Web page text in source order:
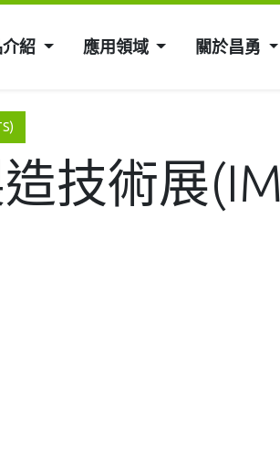
紹 應用領域 關於昌勇
技術展